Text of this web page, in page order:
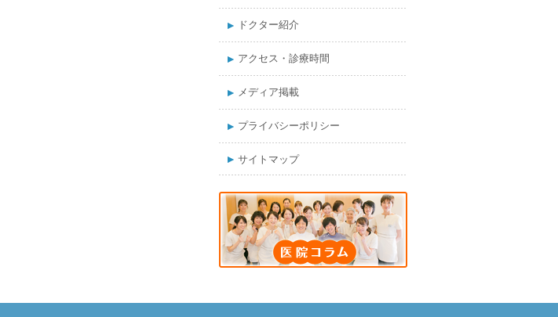
ドクター紹介
アクセス・診療時間
メディア掲載
プライバシーポリシー
サイトマップ